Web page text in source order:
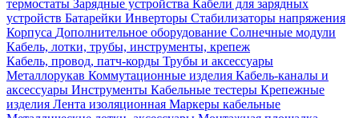
термостаты Зарядные устройства Кабели для зарядных
устройств Батарейки Инверторы Стабилизаторы напряжения
Корпуса Дополнительное оборудование Солнечные модули
Кабель, лотки, трубы, инструменты, крепеж
Кабель, провод, патч-корды Трубы и аксессуары
Металлорукав Коммутационные изделия Кабель-каналы и
аксессуары Инструменты Кабельные тестеры Крепежные
изделия Лента изоляционная Маркеры кабельные